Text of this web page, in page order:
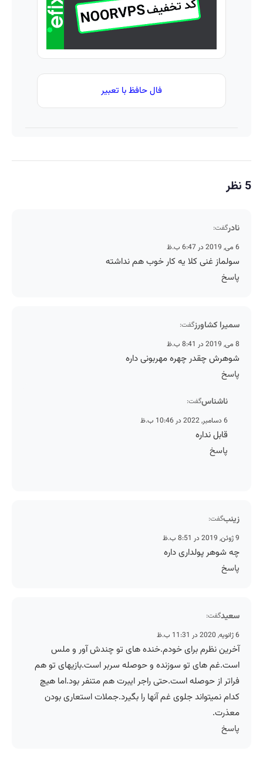
فال حافظ با تعبیر
5 نظر
نادرگفت:
6 می, 2019 در 6:47 ب.ظ
سولماز غنی کلا یه کار خوب هم نداشته
پاسخ
سمیرا کشاورزگفت:
8 می, 2019 در 8:41 ب.ظ
شوهرش چقدر چهره مهربونی داره
پاسخ
ناشناسگفت:
6 دسامبر, 2022 در 10:46 ب.ظ
قابل نداره
پاسخ
زینبگفت:
9 ژوئن, 2019 در 8:51 ب.ظ
چه شوهر پولداری داره
پاسخ
سعیدگفت:
6 ژانویه, 2020 در 11:31 ب.ظ
آخرین نظرم برای خودم.خنده های تو چندش آور و ملس
است.غم های تو سوزنده و حوصله سربر است.بازیهای تو هم
فراتر از حوصله است.حتی راجر ایبرت هم متنفر بود.اما هیچ
کدام نمیتواند جلوی غم آنها را بگیرد.جملات استعاری بودن
معذرت.
پاسخ